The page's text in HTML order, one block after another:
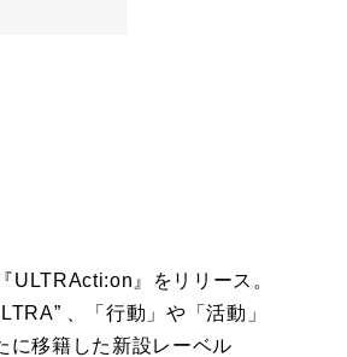
』をリリース。
、「行動」や「活動」
に移籍した新設レーベル